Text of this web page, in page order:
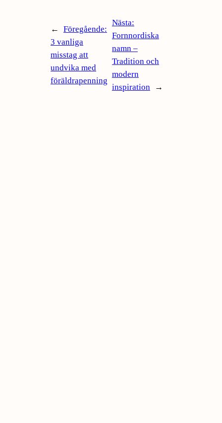
←
Föregående:
3 vanliga
misstag att
undvika med
föräldrapenning
Nästa:
Fornnordiska
namn –
Tradition och
modern
inspiration
→